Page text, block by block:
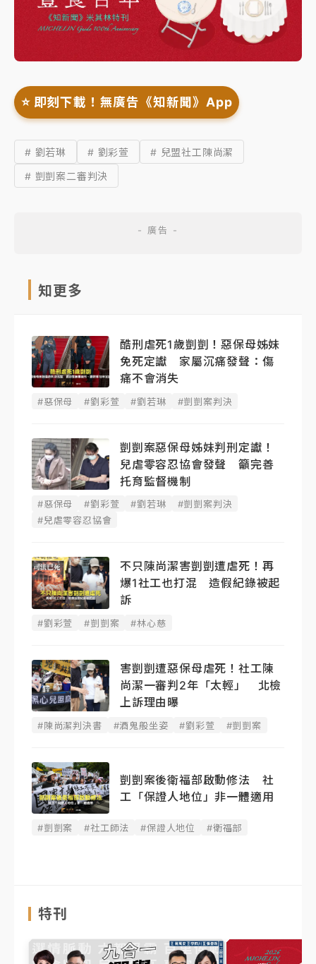
⭐️ 即刻下載！無廣告《知新聞》App
# 劉若琳 # 劉彩萱
# 兒盟社工陳尚潔
# 剴剴案二審判決
知更多
酷刑虐死1歲剴剴！惡保母姊妹
免死定讞 家屬沉痛發聲：傷
痛不會消失
#惡保母 #劉彩萱 #劉若琳 #剴剴案判決
剴剴案惡保母姊妹判刑定讞！
兒虐零容忍協會發聲 籲完善
托育監督機制
#惡保母 #劉彩萱 #劉若琳
#剴剴案判決
#兒虐零容忍協會
不只陳尚潔害剴剴遭虐死！再
爆1社工也打混 造假紀錄被起
訴
#劉彩萱 #剴剴案 #林心慈
害剴剴遭惡保母虐死！社工陳
尚潔一審判2年「太輕」 北檢
上訴理由曝
#陳尚潔判決書 #酒鬼般坐姿 #劉彩萱 #剴剴案
剴剴案後衛福部啟動修法 社
工「保證人地位」非一體適用
#剴剴案 #社工師法 #保證人地位 #衛福部
特刊